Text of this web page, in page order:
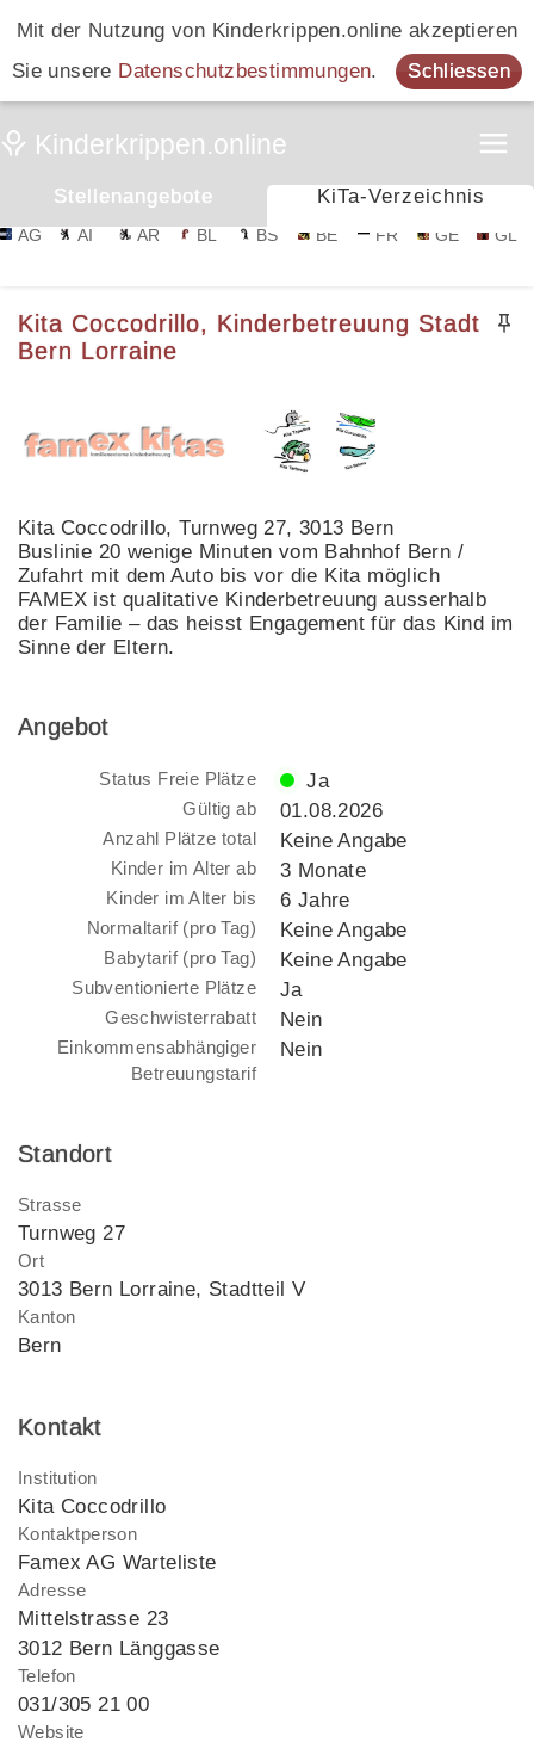
Mit der Nutzung von Kinderkrippen.online akzeptieren
Sie unsere Datenschutzbestimmungen. Schliessen
Stellenangebote KiTa-Verzeichnis
AG AI AR BL BS BE FR GE GL
Kita Coccodrillo, Kinderbetreuung Stadt
Bern Lorraine
Kita Coccodrillo, Turnweg 27, 3013 Bern
Buslinie 20 wenige Minuten vom Bahnhof Bern /
Zufahrt mit dem Auto bis vor die Kita möglich
FAMEX ist qualitative Kinderbetreuung ausserhalb
der Familie – das heisst Engagement für das Kind im
Sinne der Eltern.
Angebot
Status Freie Plätze Ja
Gültig ab 01.08.2026
Anzahl Plätze total Keine Angabe
Kinder im Alter ab 3 Monate
Kinder im Alter bis 6 Jahre
Normaltarif (pro Tag) Keine Angabe
Babytarif (pro Tag) Keine Angabe
Subventionierte Plätze Ja
Geschwisterrabatt Nein
Einkommensabhängiger
Betreuungstarif
Nein
Standort
Strasse
Turnweg 27
Ort
3013 Bern Lorraine, Stadtteil V
Kanton
Bern
Kontakt
Institution
Kita Coccodrillo
Kontaktperson
Famex AG Warteliste
Adresse
Mittelstrasse 23
3012 Bern Länggasse
Telefon
031/305 21 00
Website